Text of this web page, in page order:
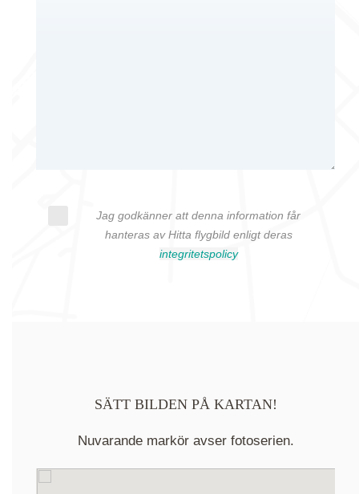
Jag godkänner att denna information får
hanteras av Hitta flygbild enligt deras
integritetspolicy
SÄTT BILDEN PÅ KARTAN!
Nuvarande markör avser fotoserien.